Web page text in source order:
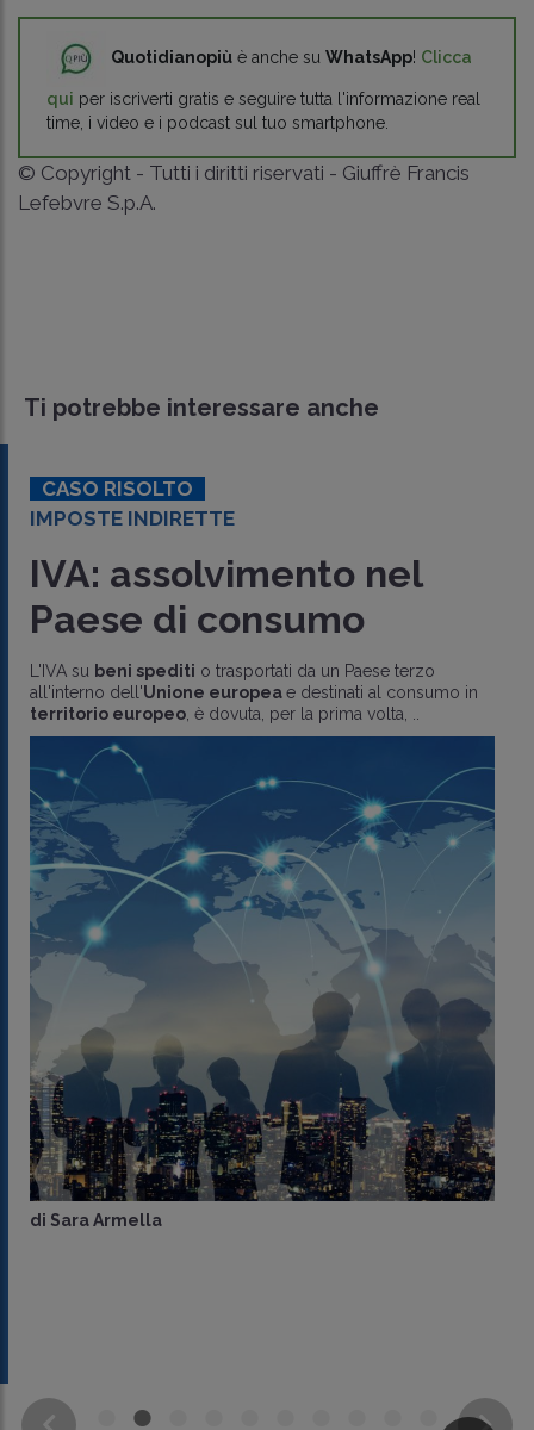
Quotidianopiù è anche su WhatsApp! Clicca
qui per iscriverti gratis e seguire tutta l'informazione real
time, i video e i podcast sul tuo smartphone.
© Copyright - Tutti i diritti riservati - Giuffrè Francis
Lefebvre S.p.A.
Ti potrebbe interessare anche
CASO RISOLTO
IMPOSTE INDIRETTE
IVA: assolvimento nel
Paese di consumo
L'IVA su beni spediti o trasportati da un Paese terzo
all'interno dell'Unione europeae destinati al consumo in
territorio europeo, è dovuta, per la prima volta, ..
di Sara Armella